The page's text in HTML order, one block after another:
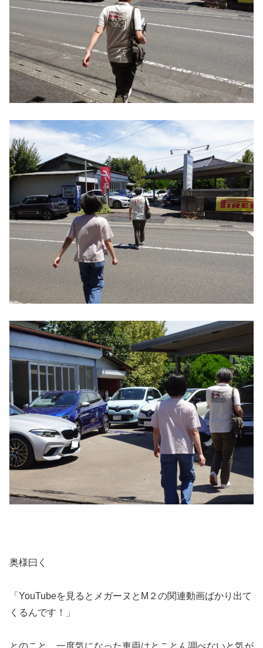
奥様曰く
「YouTubeを見るとメガーヌとM２の関連動画ばかり出て
くるんです！」
とのこと。一度気になった車両はとことん調べないと気が